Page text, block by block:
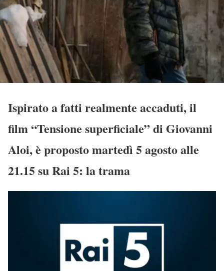
Ispirato a fatti realmente accaduti, il
film “Tensione superficiale” di Giovanni
Aloi, è proposto martedì 5 agosto alle
21.15 su Rai 5: la trama